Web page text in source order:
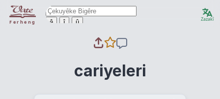
Ferheng ê î û Zazakî
cariyeleri